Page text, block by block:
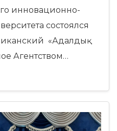
инновационно-
состоялся
«Адалдық
Агентством…